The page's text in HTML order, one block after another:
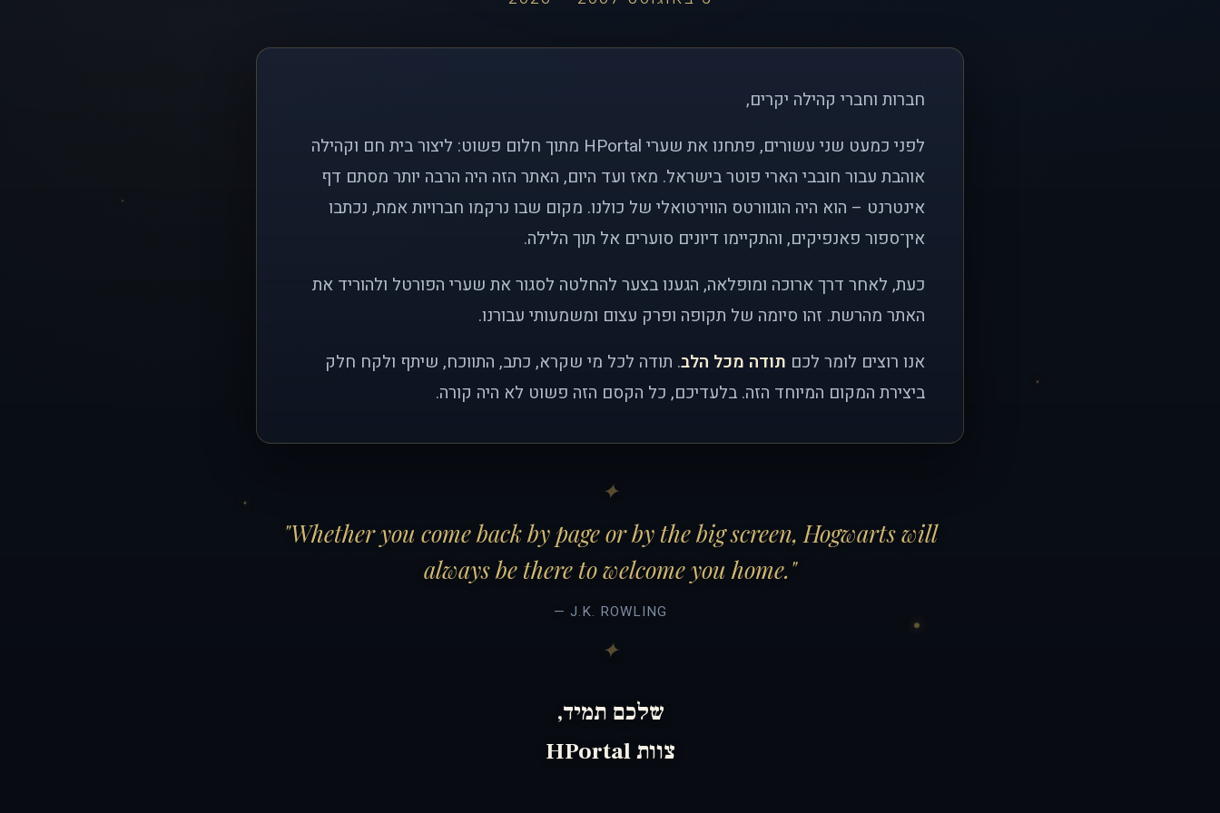
חברות וחברי קהילה יקרים,
לפני כמעט שני עשורים, פתחנו את שערי HPortal מתוך חלום פשוט: ליצור בית חם וקהילה
אוהבת עבור חובבי הארי פוטר בישראל. מאז ועד היום, האתר הזה היה הרבה יותר מסתם דף
אינטרנט – הוא היה הוגוורטס הווירטואלי של כולנו. מקום שבו נרקמו חברויות אמת, נכתבו
אין־ספור פאנפיקים, והתקיימו דיונים סוערים אל תוך הלילה.
כעת, לאחר דרך ארוכה ומופלאה, הגענו בצער להחלטה לסגור את שערי הפורטל ולהוריד את
האתר מהרשת. זהו סיומה של תקופה ופרק עצום ומשמעותי עבורנו.
אנו רוצים לומר לכם תודה מכל הלב. תודה לכל מי שקרא, כתב, התווכח, שיתף ולקח חלק
ביצירת המקום המיוחד הזה. בלעדיכם, כל הקסם הזה פשוט לא היה קורה.
"Whether you come back by page or by the big screen, Hogwarts will
always be there to welcome you home."
— J.K. ROWLING
שלכם תמיד,
צוות HPortal